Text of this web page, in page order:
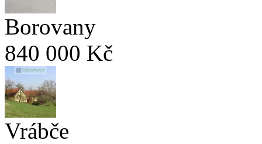
Borovany
840 000 Kč
Vrábče